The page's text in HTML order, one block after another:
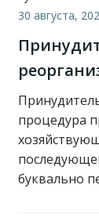
30 августа,
процедура
буквально